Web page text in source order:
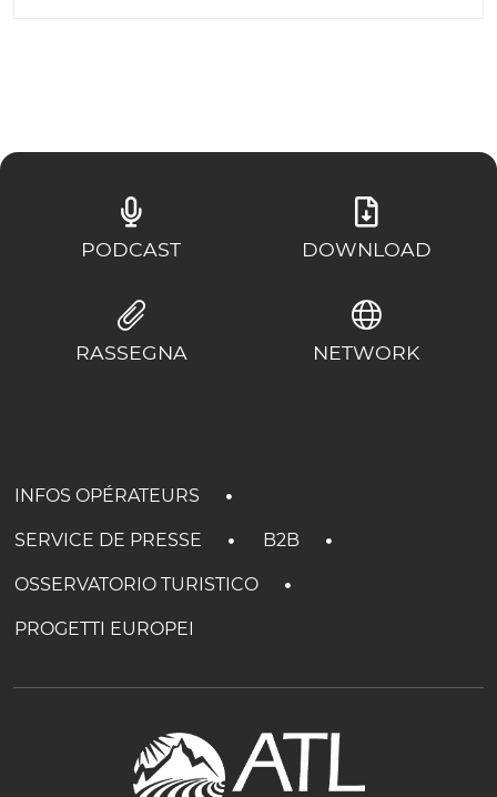
PODCAST DOWNLOAD
RASSEGNA NETWORK
INFOS OPÉRATEURS
SERVICE DE PRESSE B2B
OSSERVATORIO TURISTICO
PROGETTI EUROPEI